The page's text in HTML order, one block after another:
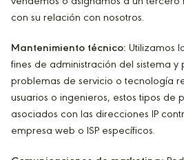
con su relación con nosotros.
Mantenimiento técnico: Utilizamos
fines de administración del sistema y
problemas de servicio o tecnología
usuarios o ingenieros, estos tipos de
asociados con las direcciones IP
empresa web o ISP específicos.